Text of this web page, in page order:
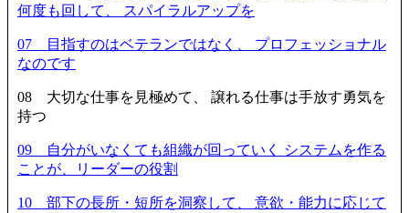
何度も回して、 スパイラルアップを
07 目指すのはベテランではなく、 プロフェッショナル
なのです
08 大切な仕事を見極めて、 譲れる仕事は手放す勇気を
持つ
09 自分がいなくても組織が回っていく システムを作る
ことが、リーダーの役割
10 部下の長所・短所を洞察して、 意欲・能力に応じて